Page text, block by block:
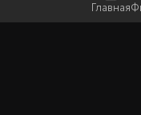
Главная